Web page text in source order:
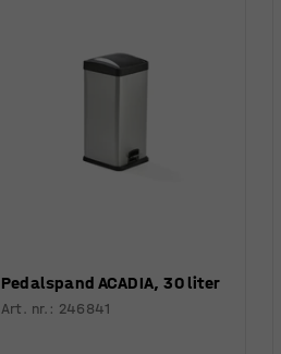
Pedalspand ACADIA, 30 liter
Art. nr. : 246841